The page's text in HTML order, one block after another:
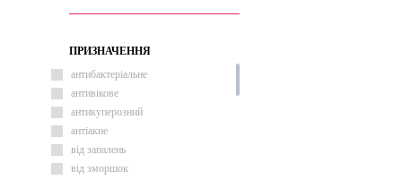
ПРИЗНАЧЕННЯ
антибактеріальне
антивікове
антикуперозний
антіакне
від запалень
від зморшок